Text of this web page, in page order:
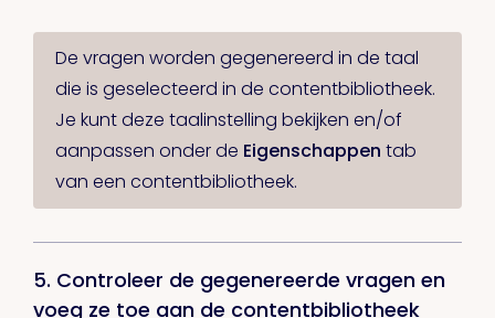
De vragen worden gegenereerd in de taal
die is geselecteerd in de contentbibliotheek.
Je kunt deze taalinstelling bekijken en/of
aanpassen onder de Eigenschappen tab
van een contentbibliotheek.
5. Controleer de gegenereerde vragen en
voeg ze toe aan de contentbibliotheek